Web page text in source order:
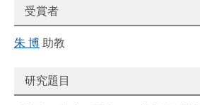
受賞者
朱 博 助教
研究題目